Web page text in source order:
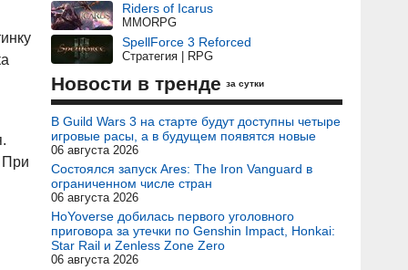
При
Riders of Icarus
MMORPG
SpellForce 3 Reforced
Стратегия | RPG
Новости в тренде за сутки
В Guild Wars 3 на старте будут доступны четыре
игровые расы, а в будущем появятся новые
06 августа 2026
Состоялся запуск Ares: The Iron Vanguard в
ограниченном числе стран
06 августа 2026
HoYoverse добилась первого уголовного
приговора за утечки по Genshin Impact, Honkai:
Star Rail и Zenless Zone Zero
06 августа 2026